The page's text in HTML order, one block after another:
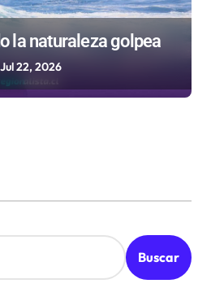
la naturaleza golpea
Jul 22, 2026
Buscar